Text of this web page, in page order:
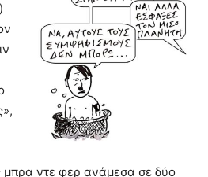
μπρα ντε φερ ανάμεσα σε δύο